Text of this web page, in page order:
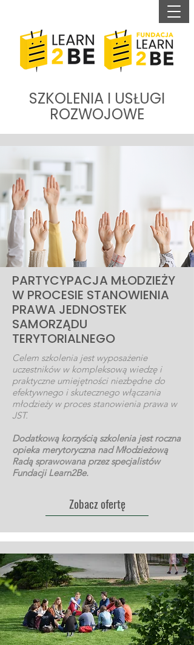
SZKOLENIA I USŁUGI
ROZWOJOWE
PARTYCYPACJA MŁODZIEŻY
W PROCESIE STANOWIENIA
PRAWA JEDNOSTEK
SAMORZĄDU
TERYTORIALNEGO
Celem szkolenia jest wyposażenie
uczestników w kompleksową wiedzę i
praktyczne umiejętności niezbędne do
efektywnego i skutecznego włączania
młodzieży w proces stanowienia prawa w
JST.
Dodatkową korzyścią szkolenia jest roczna
opieka merytoryczna nad Młodzieżową
Radą sprawowana przez specjalistów
Fundacji Learn2Be.
Zobacz ofertę